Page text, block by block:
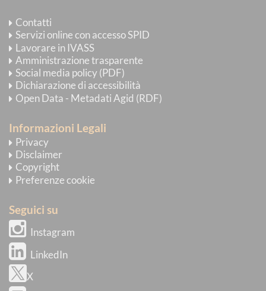
Contatti
Servizi online con accesso SPID
Lavorare in IVASS
Amministrazione trasparente
Social media policy (PDF)
Dichiarazione di accessibilità
Open Data - Metadati Agid (RDF)
Informazioni Legali
Privacy
Disclaimer
Copyright
Preferenze cookie
Seguici su
Instagram
LinkedIn
X